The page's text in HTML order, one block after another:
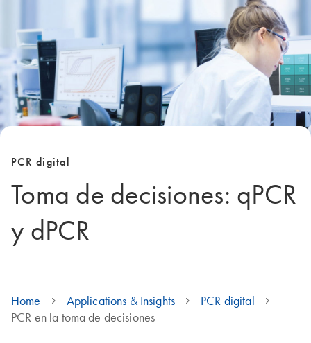
PCR digital
Toma de decisiones: qPCR
y dPCR
Home Applications & Insights
PCR digital
PCR en la toma de decisiones